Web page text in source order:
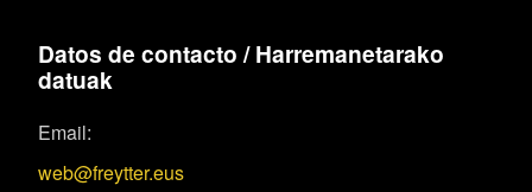
Datos de contacto / Harremanetarako
datuak
Email:
web@freytter.eus